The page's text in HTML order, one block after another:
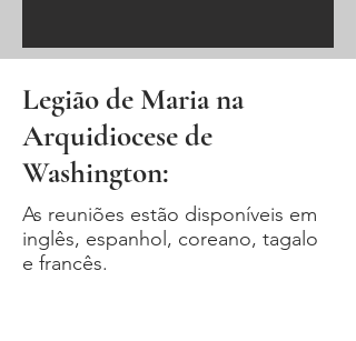
Legião de Maria na
Arquidiocese de
Washington:
As reuniões estão disponíveis em
inglês, espanhol, coreano, tagalo
e francês.